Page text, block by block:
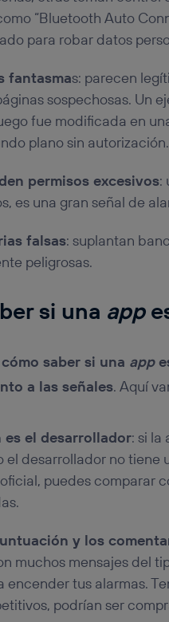
“Bluetooth Auto
para robar datos
fantasmas: parecen
sospechosas. Un
fue modificada en
plano sin autorización.
permisos excesivos:
es una gran señal de
falsas: suplantan
peligrosas.
si una app
cómo saber si una app
a las señales. Aquí
es el desarrollador: si
el desarrollador no tiene
puedes comparar
y los
muchos mensajes del
encender tus alarmas.
podrían ser